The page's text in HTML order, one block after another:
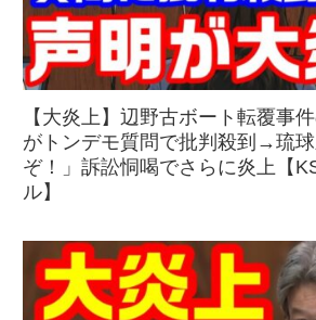
【大炎上】辺野古ボート転覆事
がトンデモ質問で批判殺到→琉
ぞ！」訴訟恫喝でさらに炎上【
ル】